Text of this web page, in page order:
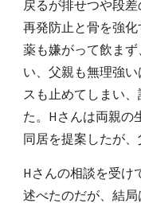
戻るが排せつや段
再発防止と骨を強
薬も嫌がって飲ま
い、父親も無理強
スも止めてしまい
た。Hさんは両親の
同居を提案したが、
Hさんの相談を受け
述べたのだが、結